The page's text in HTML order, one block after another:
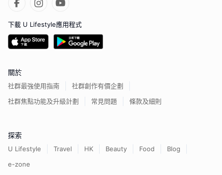
下載 U Lifestyle應用程式
關於
社群最強使用指南
社群創作有價企劃
社群焦點功能及升級計劃
常見問題 條款及細則
探索
U Lifestyle Travel HK Beauty Food
Blog
e-zone